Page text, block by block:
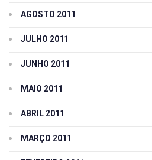
AGOSTO 2011
JULHO 2011
JUNHO 2011
MAIO 2011
ABRIL 2011
MARÇO 2011